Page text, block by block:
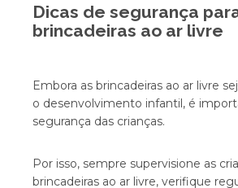
Dicas de segurança
brincadeiras ao ar livre
Embora as brincadeiras ao ar livre
o desenvolvimento infantil, é
segurança das crianças.
Por isso, sempre supervisione as
brincadeiras ao ar livre, verifique